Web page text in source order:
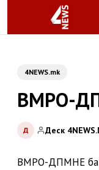
4NEWS.mk
ВМРО-
Д Деск
ВМРО-ДПМНЕ